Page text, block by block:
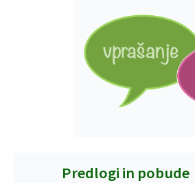
Predlogi in pobude